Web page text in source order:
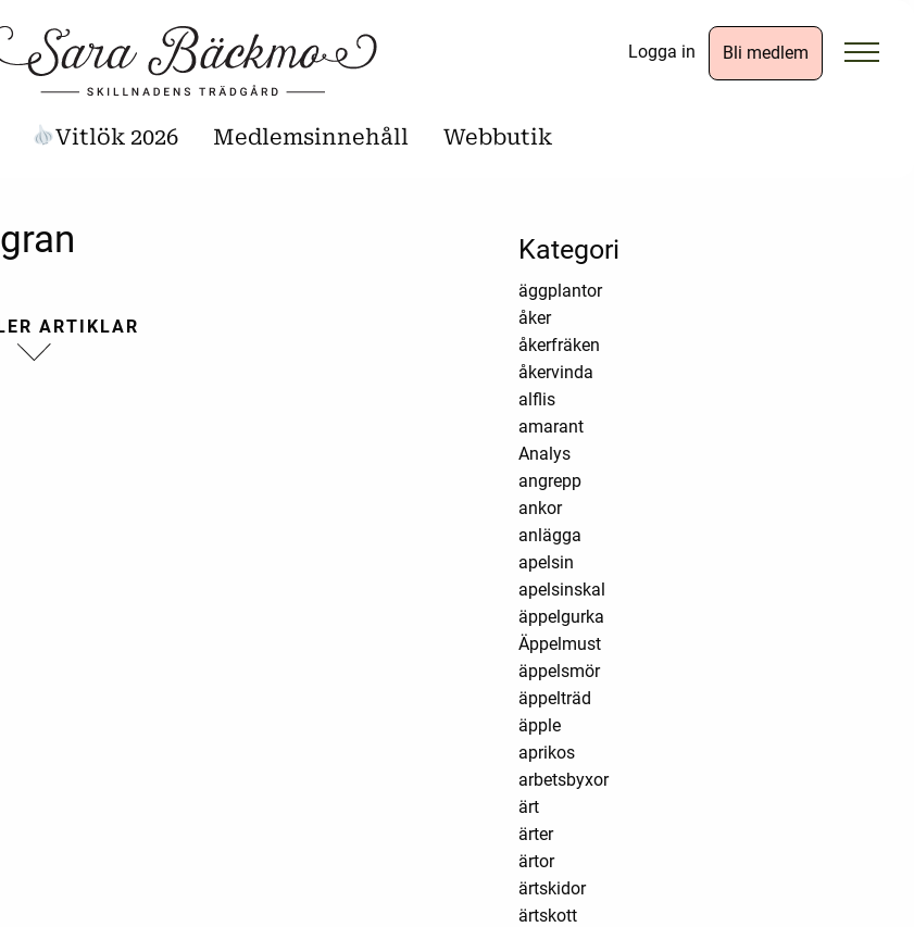
Logga in Bli medlem
Vitlök 2026 Medlemsinnehåll Webbutik
gran Kategori
äggplantor
åker
åkerfräken
åkervinda
alflis
amarant
Analys
angrepp
ankor
anlägga
apelsin
apelsinskal
äppelgurka
Äppelmust
äppelsmör
äppelträd
äpple
aprikos
arbetsbyxor
ärt
ärter
ärtor
ärtskidor
ärtskott